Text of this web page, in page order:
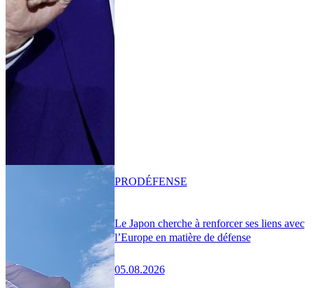
Le Japon cherche à renforcer ses liens avec
l’Europe en matière de défense
05.08.2026
PRODÉFENSE